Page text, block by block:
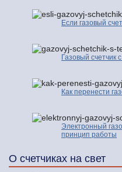
Если газовый
Газовый счетчик
Как перенести
Электронный
принцип работы
О счетчиках на свет